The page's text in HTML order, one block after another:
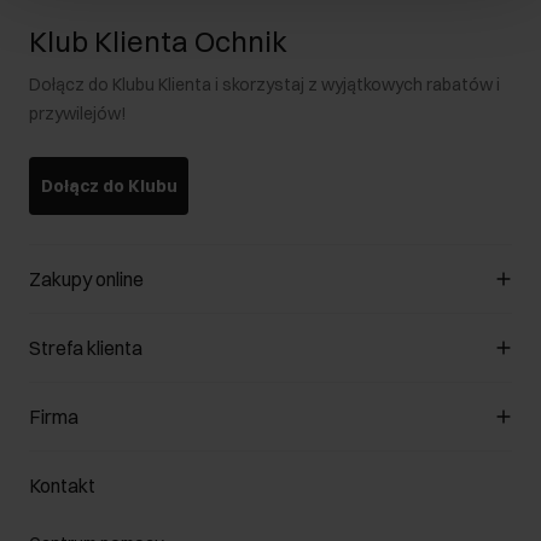
Klub Klienta Ochnik
Dołącz do Klubu Klienta i skorzystaj z wyjątkowych rabatów i
przywilejów!
Dołącz do Klubu
Zakupy online
Zarządzaj cookies
Formy płatności
Jak dokonać zwrotu?
Strefa klienta
Klub Klienta
Zwróć produkty
Firma
O nas
Salony
Kontakt